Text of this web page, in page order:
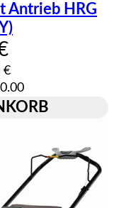
Antrieb HRG
Preis:
€